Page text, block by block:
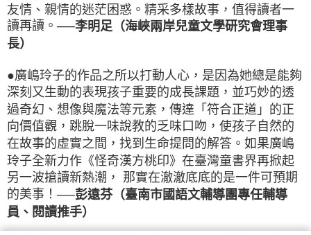
友情、親情的迷茫困惑。精采多樣故事，值得讀者一
讀再讀。 ──李明足（海峽兩岸兒童文學研究會理事
長）
●廣嶋玲子的作品之所以打動人心，是因為她總是能夠
深刻又生動的表現孩子重要的成長課題，並巧妙的透
過奇幻、想像與魔法等元素，傳達「符合正道」的正
向價值觀，跳脫一味說教的乏味口吻，使孩子自然的
在故事的虛實之間，找到生命提問的解答。如果廣嶋
玲子全新力作《怪奇漢方桃印》在臺灣童書界再掀起
另一波搶讀新熱潮， 那實在澈澈底底的是一件可預期
的美事！ ──彭遠芬（臺南市國語文輔導團專任輔導
員、閱讀推手）